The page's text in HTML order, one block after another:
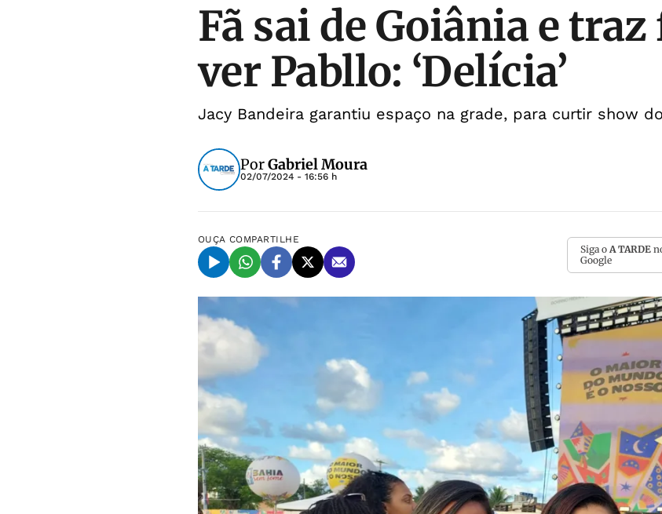
Fã sai de Goiânia e
ver Pabllo: ‘Delícia’
Jacy Bandeira garantiu espaço na grade, para curtir show
PorGabriel Moura
02/07/2024 - 16:56 h
OUÇA COMPARTILHE
Siga o A TARDE
Google